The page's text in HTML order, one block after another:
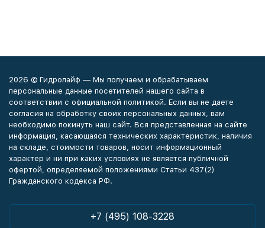
2026 © Гидролайф — Мы получаем и обрабатываем
персональные данные посетителей нашего сайта в
соответствии с официальной политикой. Если вы не даете
согласия на обработку своих персональных данных, вам
необходимо покинуть наш сайт. Вся представленная на сайте
информация, касающаяся технических характеристик, наличия
на складе, стоимости товаров, носит информационный
характер и ни при каких условиях не является публичной
офертой, определяемой положениями Статьи 437(2)
Гражданского кодекса РФ.
+7 (495) 108-3228